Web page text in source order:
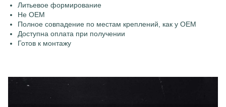
Литьевое формирование
Не OEM
Полное совпадение по местам креплений, как у OEM
Доступна оплата при получении
Готов к монтажу